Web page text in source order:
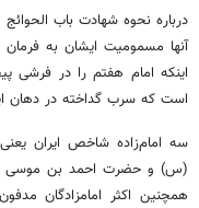
درباره نحوه شهادت باب الحوائج
آنها مسمومیت ایشان به فرمان
اینکه امام هفتم را در فرشی
است که سرب گداخته در دهان
سه امام‌زاده شاخص ایران
(س) و حضرت احمد بن موسی
همچنین اکثر امامزادگان